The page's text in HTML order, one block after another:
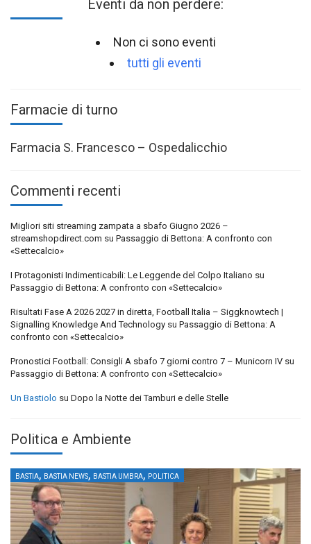
Eventi da non perdere:
Non ci sono eventi
tutti gli eventi
Farmacie di turno
Farmacia S. Francesco – Ospedalicchio
Commenti recenti
Migliori siti streaming zampata a sbafo Giugno 2026 –
streamshopdirect.com su Passaggio di Bettona: A confronto con
«Settecalcio»
I Protagonisti Indimenticabili: Le Leggende del Colpo Italiano su
Passaggio di Bettona: A confronto con «Settecalcio»
Risultati Fase A 2026 2027 in diretta, Football Italia – Siggknowtech |
Signalling Knowledge And Technology su Passaggio di Bettona: A
confronto con «Settecalcio»
Pronostici Football: Consigli A sbafo 7 giorni contro 7 – Municorn IV su
Passaggio di Bettona: A confronto con «Settecalcio»
Un Bastiolo su Dopo la Notte dei Tamburi e delle Stelle
Politica e Ambiente
BASTIA, BASTIA NEWS, BASTIA UMBRA, POLITICA